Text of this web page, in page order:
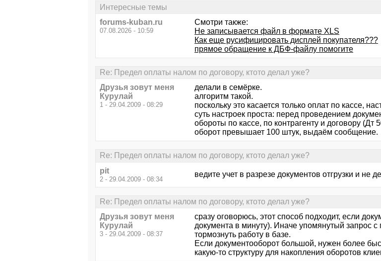
Интересные темы
forums-kuban.ru
07.08.2026 - 10:59
Смотри также:
Не записывается файл в формате XLS
Как еще русифицировать дисплей покупателя???
прямое обращение к ДБФ-файлу помогите
Re: Предел оплаты налом по договору, ктото делал уже?
Друзья зовут меня
Курулай
1 - 29.04.2009 - 08:29
делали в семёрке.
алгоритм такой.
поскольку это касается только оплат по кассе,
суть настроек проста: перед проведением
обороты по кассе, по контрагенту и договору
оборот превышает 100 штук, выдаём сообщение.
Re: Предел оплаты налом по договору, ктото делал уже?
pit
2 - 29.04.2009 - 08:34
ведите учет в разрезе документов отгрузки и
Re: Предел оплаты налом по договору, ктото делал уже?
Друзья зовут меня
Курулай
3 - 29.04.2009 - 08:37
сразу оговорюсь, этот способ подходит, если
документа в минуту). Иначе упомянутый запрос
тормознуть работу в базе.
Если документооборот большой, нужен более
какую-то структуру для накопления оборотов